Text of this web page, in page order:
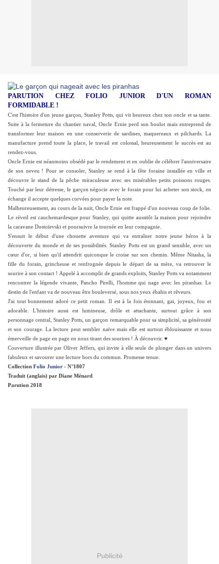
PARUTION CHEZ FOLIO JUNIOR D'UN ROMAN
FORMIDABLE !
C'est l'histoire d'un jeune garçon, Stanley Potts, qui vit heureux chez son oncle et sa tante.
Suite à la fermeture du chantier naval, Oncle Ernie perd son boulot mais entreprend de
transformer leur maison en une conserverie de sardines, maquereaux et pilchards. La
manufacture prend toute la place, le travail est colossal, heureusement le succès est au
rendez-vous.
Oncle Ernie est néanmoins obsédé par le rendement et en oublie de célébrer l'anniversaire
de son neveu ! Pour se consoler, Stanley se rend à la fête foraine installée en ville et
découvre le stand de la pêche miraculeuse avec ses misérables petits poissons rouges.
Touché par leur détresse, le garçon négocie avec le forain pour lui acheter son stock, en
échange il accepte quelques corvées pour payer la note.
Malheureusement, au cours de la nuit, Oncle Ernie est frappé d'un nouveau coup de folie.
Le réveil est cauchemardesque pour Stanley, qui quitte aussitôt la maison pour rejoindre
la caravane Dostoïevski et poursuivre la tournée en leur compagnie.
S'ensuit le début d'une chouette aventure qui va entraîner notre jeune héros à la
découverte du monde et de ses possibilités. Stanley Potts est un grand sensible, avec un
cœur d'or, si bien qu'il attendrit quiconque le croise sur son chemin. Même Nitasha, la
fille du forain, grincheuse et renfrognée depuis le départ de sa mère, va retrouver le
sourire à son contact ! Appelé à accomplir de grands exploits, Stanley Potts va notamment
rencontrer la légende vivante, Pancho Pirelli, l'homme qui nage avec les piranhas. Le
destin de l'enfant va de nouveau être bouleversé, sous nos yeux ébahis et rêveurs.
J'ai tout bonnement adoré ce petit roman. Il est à la fois étonnant, gai, joyeux, fou et
adorable. L'histoire aussi est lumineuse, drôle et attachante, surtout grâce à son
personnage central, Stanley Potts, un garçon remarquable pour sa simplicité, sa générosité
et son courage. La lecture peut sembler naïve mais elle est surtout éblouissante et nous
émerveille de page en page en nous tirant des sourires ! À découvrir. ♥
Couverture illustrée par Oliver Jeffers, qui invite à elle seule de plonger dans un univers
fabuleux et savourer une lecture hors du commun. Promesse tenue.
Collection Folio Junior - N°1807
Traduit (anglais) par Diane Ménard
Parution 2018
Publicité